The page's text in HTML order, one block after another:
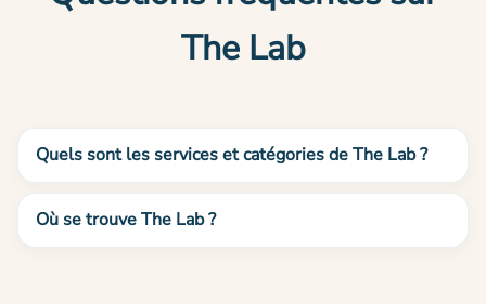
The Lab
Quels sont les services et catégories de The Lab ?
Où se trouve The Lab ?